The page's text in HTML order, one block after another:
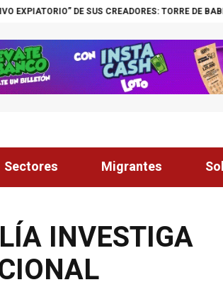
SUS CREADORES: TORRE DE BABEL DEVORÓ
Sectores Migrantes
INVESTIGA